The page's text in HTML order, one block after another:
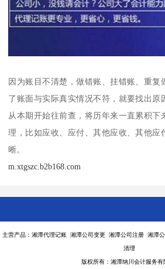
因为账目不清楚，做错账、挂错账、重复
了账面与实际真实情况不符，就要找出原
从本期开始往前查，将历年来一直累积下
理，比如应收、应付、其他应收、其他应
晰。
m.xtgszc.b2b168.com
主营产品：湘潭代理记账 湘潭公司变更 湘潭公司注册 湘潭
清理
版权所有：湘潭纳川会计服务有